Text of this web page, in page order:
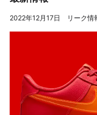
2022年12月17日 リーク情